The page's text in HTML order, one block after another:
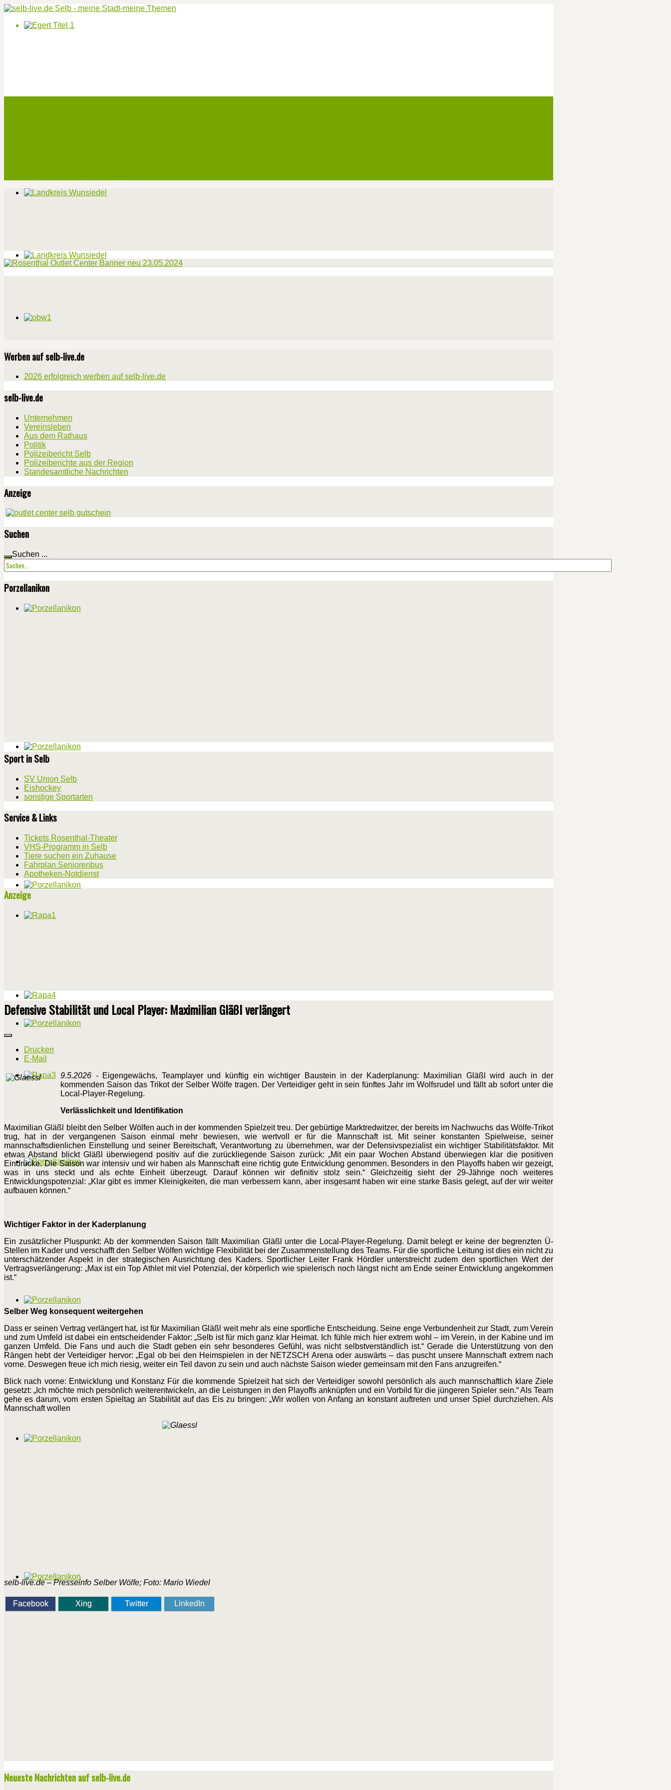
Werben auf selb-live.de
2026 erfolgreich werben auf selb-live.de
selb-live.de
Unternehmen
Vereinsleben
Aus dem Rathaus
Politik
Polizeibericht Selb
Polizeiberichte aus der Region
Standesamtliche Nachrichten
Anzeige
Suchen
Suchen ...
Porzellanikon
Sport in Selb
SV Union Selb
Eishockey
sonstige Sportarten
Service & Links
Tickets Rosenthal-Theater
VHS-Programm in Selb
Tiere suchen ein Zuhause
Fahrplan Seniorenbus
Apotheken-Notdienst
Anzeige
Defensive Stabilität und Local Player: Maximilian Gläßl verlängert
Drucken
E-Mail
9.5.2026 - Eigengewächs, Teamplayer und künftig ein wichtiger Baustein in der Kaderplanung: Maximilian Gläßl wird auch in der
kommenden Saison das Trikot der Selber Wölfe tragen. Der Verteidiger geht in sein fünftes Jahr im Wolfsrudel und fällt ab sofort unter die
Local-Player-Regelung.
Verlässlichkeit und Identifikation
Maximilian Gläßl bleibt den Selber Wölfen auch in der kommenden Spielzeit treu. Der gebürtige Marktredwitzer, der bereits im Nachwuchs das Wölfe-Trikot
trug, hat in der vergangenen Saison einmal mehr bewiesen, wie wertvoll er für die Mannschaft ist. Mit seiner konstanten Spielweise, seiner
mannschaftsdienlichen Einstellung und seiner Bereitschaft, Verantwortung zu übernehmen, war der Defensivspezialist ein wichtiger Stabilitätsfaktor. Mit
etwas Abstand blickt Gläßl überwiegend positiv auf die zurückliegende Saison zurück: „Mit ein paar Wochen Abstand überwiegen klar die positiven
Eindrücke. Die Saison war intensiv und wir haben als Mannschaft eine richtig gute Entwicklung genommen. Besonders in den Playoffs haben wir gezeigt,
was in uns steckt und als echte Einheit überzeugt. Darauf können wir definitiv stolz sein.“ Gleichzeitig sieht der 29-Jährige noch weiteres
Entwicklungspotenzial: „Klar gibt es immer Kleinigkeiten, die man verbessern kann, aber insgesamt haben wir eine starke Basis gelegt, auf der wir weiter
aufbauen können.“
Wichtiger Faktor in der Kaderplanung
Ein zusätzlicher Pluspunkt: Ab der kommenden Saison fällt Maximilian Gläßl unter die Local-Player-Regelung. Damit belegt er keine der begrenzten Ü-
Stellen im Kader und verschafft den Selber Wölfen wichtige Flexibilität bei der Zusammenstellung des Teams. Für die sportliche Leitung ist dies ein nicht zu
unterschätzender Aspekt in der strategischen Ausrichtung des Kaders. Sportlicher Leiter Frank Hördler unterstreicht zudem den sportlichen Wert der
Vertragsverlängerung: „Max ist ein Top Athlet mit viel Potenzial, der körperlich wie spielerisch noch längst nicht am Ende seiner Entwicklung angekommen
ist.“
Selber Weg konsequent weitergehen
Dass er seinen Vertrag verlängert hat, ist für Maximilian Gläßl weit mehr als eine sportliche Entscheidung. Seine enge Verbundenheit zur Stadt, zum Verein
und zum Umfeld ist dabei ein entscheidender Faktor: „Selb ist für mich ganz klar Heimat. Ich fühle mich hier extrem wohl – im Verein, in der Kabine und im
ganzen Umfeld. Die Fans und auch die Stadt geben ein sehr besonderes Gefühl, was nicht selbstverständlich ist.“ Gerade die Unterstützung von den
Rängen hebt der Verteidiger hervor: „Egal ob bei den Heimspielen in der NETZSCH Arena oder auswärts – das puscht unsere Mannschaft extrem nach
vorne. Deswegen freue ich mich riesig, weiter ein Teil davon zu sein und auch nächste Saison wieder gemeinsam mit den Fans anzugreifen.“
Blick nach vorne: Entwicklung und Konstanz Für die kommende Spielzeit hat sich der Verteidiger sowohl persönlich als auch mannschaftlich klare Ziele
gesetzt: „Ich möchte mich persönlich weiterentwickeln, an die Leistungen in den Playoffs anknüpfen und ein Vorbild für die jüngeren Spieler sein.“ Als Team
gehe es darum, vom ersten Spieltag an Stabilität auf das Eis zu bringen: „Wir wollen von Anfang an konstant auftreten und unser Spiel durchziehen. Als
Mannschaft wollen
selb-live.de – Presseinfo Selber Wölfe; Foto: Mario Wiedel
Facebook Xing Twitter LinkedIn
Neueste Nachrichten auf selb-live.de